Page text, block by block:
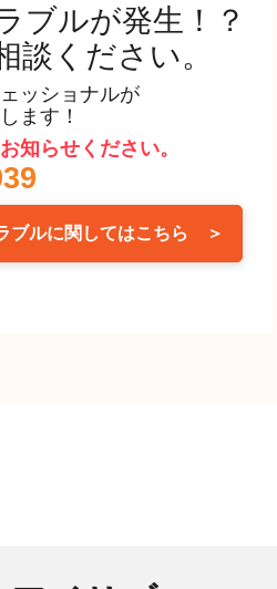
ブルが発生！？
談ください。
ッショナルが
ます！
知らせください。
ブルに関してはこちら